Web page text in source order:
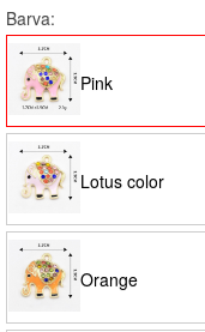
Barva:
Pink
Lotus color
Orange